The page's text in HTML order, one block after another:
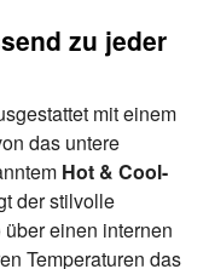
zu jeder
mit einem
das untere
Hot & Cool-
der stilvolle
einen internen
Temperaturen das